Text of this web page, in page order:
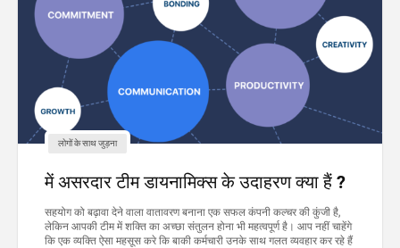
लोगों के साथ जुड़ना
में असरदार टीम डायनामिक्स के उदाहरण क्या हैं ?
सहयोग को बढ़ावा देने वाला वातावरण बनाना एक सफल कंपनी कल्चर की कुंजी है,
लेकिन आपकी टीम में शक्ति का अच्छा संतुलन होना भी महत्वपूर्ण है। आप नहीं चाहेंगे
कि एक व्यक्ति ऐसा महसूस करे कि बाकी कर्मचारी उनके साथ गलत व्यवहार कर रहे हैं